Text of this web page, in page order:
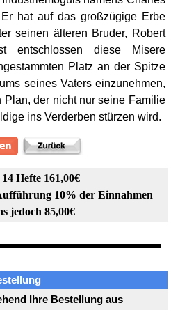
hat auf das großzügige Erbe
seinen älteren Bruder, Robert
entschlossen diese Misere
Platz an der Spitze
seines Vaters einzunehmen,
der nicht nur seine Familie
ins Verderben stürzen wird.
Hefte 161,00€
10% der Einnahmen
jedoch 85,00€
Ihre Bestellung aus